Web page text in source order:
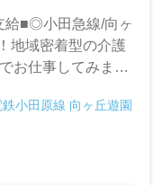
給■◎小田急線/向ヶ
地域密着型の介護
お仕事してみませ
小田原線 向ヶ丘遊園